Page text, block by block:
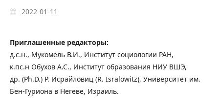
2022-01-11
Приглашенные редакторы:
д.с.н., Мукомель В.И., Институт социологии РАН,
к.пс.н Обухов А.С., Институт образования НИУ ВШЭ,
др. (Ph.D.) Р. Исрайловиц (R. Isralowitz), Университет им.
Бен-Гуриона в Негеве, Израиль.